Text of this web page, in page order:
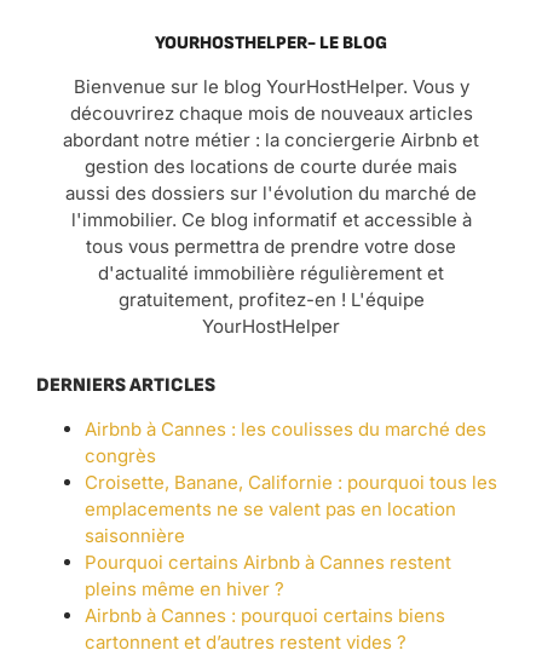
YOURHOSTHELPER- LE BLOG
Bienvenue sur le blog YourHostHelper. Vous y
découvrirez chaque mois de nouveaux articles
abordant notre métier : la conciergerie Airbnb et
gestion des locations de courte durée mais
aussi des dossiers sur l'évolution du marché de
l'immobilier. Ce blog informatif et accessible à
tous vous permettra de prendre votre dose
d'actualité immobilière régulièrement et
gratuitement, profitez-en ! L'équipe
YourHostHelper
DERNIERS ARTICLES
Airbnb à Cannes : les coulisses du marché des
congrès
Croisette, Banane, Californie : pourquoi tous les
emplacements ne se valent pas en location
saisonnière
Pourquoi certains Airbnb à Cannes restent
pleins même en hiver ?
Airbnb à Cannes : pourquoi certains biens
cartonnent et d’autres restent vides ?